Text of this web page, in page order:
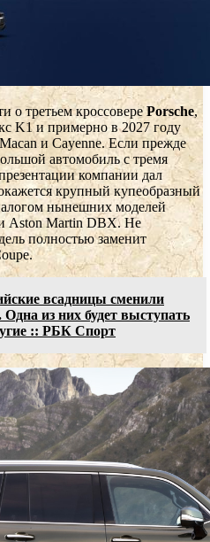
о третьем кроссовереPorsche,
K1 и примерно в 2027 году
и Cayenne. Если прежде
автомобиль с тремя
компании дал
крупный купеобразный
нынешних моделей
Aston Martin DBX. Не
полностью заменит
всадницы сменили
из них будет выступать
:: РБК Спорт